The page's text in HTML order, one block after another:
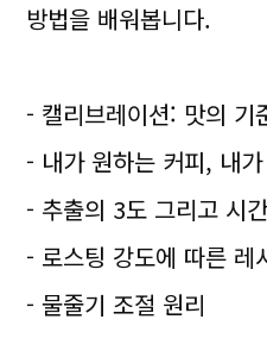
방법을 배워봅니다.
- 캘리브레이션: 맛의 기
- 내가 원하는 커피, 내
- 추출의 3도 그리고 시
- 로스팅 강도에 따른 레
- 물줄기 조절 원리